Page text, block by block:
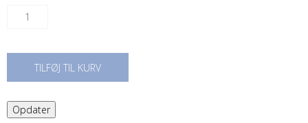
TILFØJ TIL KURV